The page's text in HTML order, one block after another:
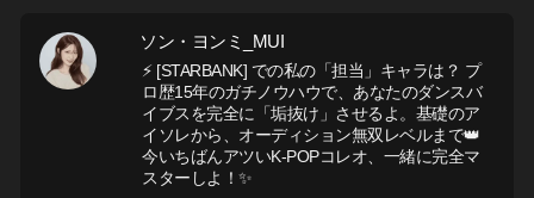
ソン・ヨンミ_MUI
⚡ [STARBANK] での私の「担当」キャラは？ プ
ロ歴15年のガチノウハウで、あなたのダンスバ
イブスを完全に「垢抜け」させるよ。基礎のア
イソレから、オーディション無双レベルまで👑
今いちばんアツいK-POPコレオ、一緒に完全マ
スターしよ！✨